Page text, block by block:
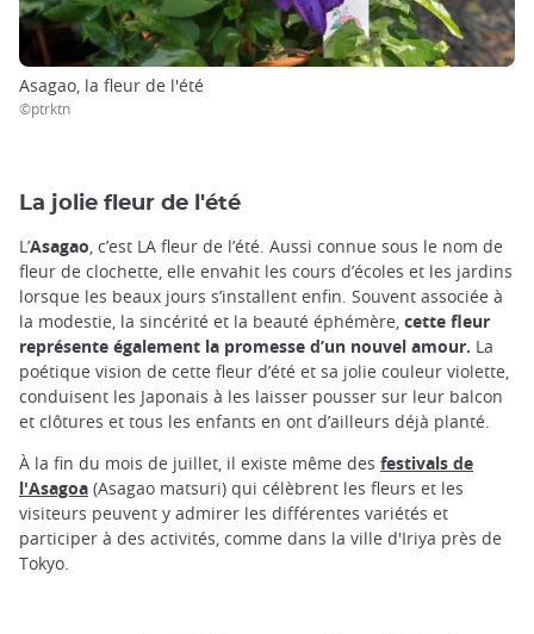
Asagao, la fleur de l'été
©ptrktn
La jolie fleur de l'été
L’Asagao, c’est LA fleur de l’été. Aussi connue sous le nom de
fleur de clochette, elle envahit les cours d’écoles et les jardins
lorsque les beaux jours s’installent enfin. Souvent associée à
la modestie, la sincérité et la beauté éphémère, cette fleur
représente également la promesse d’un nouvel amour. La
poétique vision de cette fleur d’été et sa jolie couleur violette,
conduisent les Japonais à les laisser pousser sur leur balcon
et clôtures et tous les enfants en ont d’ailleurs déjà planté.
À la fin du mois de juillet, il existe même des festivals de
l'Asagoa (Asagao matsuri) qui célèbrent les fleurs et les
visiteurs peuvent y admirer les différentes variétés et
participer à des activités, comme dans la ville d'Iriya près de
Tokyo.